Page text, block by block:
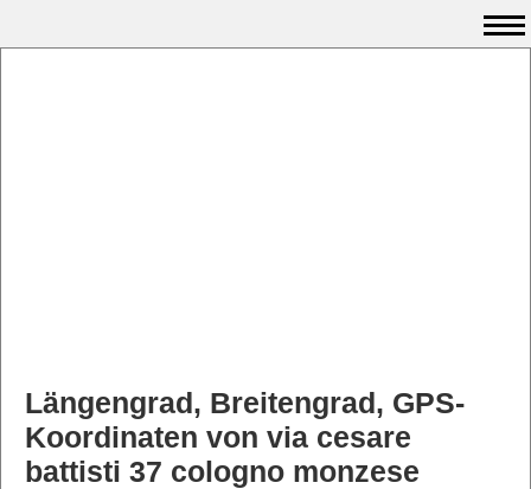
Längengrad, Breitengrad, GPS-
Koordinaten von via cesare
battisti 37 cologno monzese